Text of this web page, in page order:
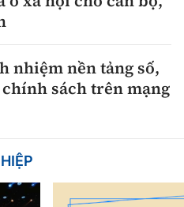
nhiệm nền tảng số,
sách trên mạng